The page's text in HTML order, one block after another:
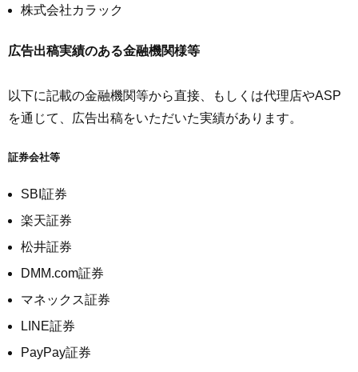
株式会社カラック
広告出稿実績のある金融機関様等
以下に記載の金融機関等から直接、もしくは代理店やASP
を通じて、広告出稿をいただいた実績があります。
証券会社等
SBI証券
楽天証券
松井証券
DMM.com証券
マネックス証券
LINE証券
PayPay証券